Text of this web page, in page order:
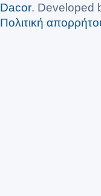
Dacor. Developed
Πολιτική